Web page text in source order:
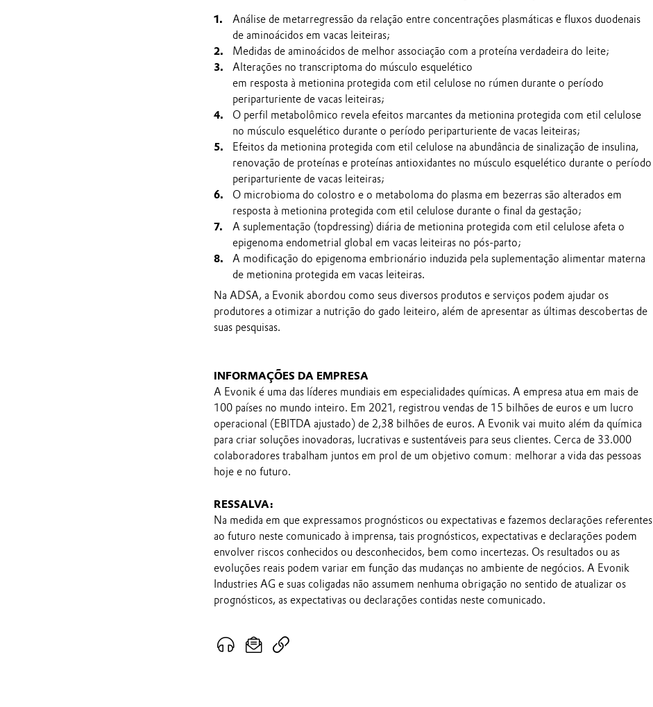
Análise de metarregressão da relação entre concentrações plasmáticas e fluxos duodenais
de aminoácidos em vacas leiteiras;
Medidas de aminoácidos de melhor associação com a proteína verdadeira do leite;
Alterações no transcriptoma do músculo esquelético
em resposta à metionina protegida com etil celulose no rúmen durante o período
periparturiente de vacas leiteiras;
O perfil metabolômico revela efeitos marcantes da metionina protegida com etil celulose
no músculo esquelético durante o período periparturiente de vacas leiteiras;
Efeitos da metionina protegida com etil celulose na abundância de sinalização de insulina,
renovação de proteínas e proteínas antioxidantes no músculo esquelético durante o período
periparturiente de vacas leiteiras;
O microbioma do colostro e o metaboloma do plasma em bezerras são alterados em
resposta à metionina protegida com etil celulose durante o final da gestação;
A suplementação (topdressing) diária de metionina protegida com etil celulose afeta o
epigenoma endometrial global em vacas leiteiras no pós-parto;
A modificação do epigenoma embrionário induzida pela suplementação alimentar materna
de metionina protegida em vacas leiteiras.
Na ADSA, a Evonik abordou como seus diversos produtos e serviços podem ajudar os
produtores a otimizar a nutrição do gado leiteiro, além de apresentar as últimas descobertas de
suas pesquisas.
INFORMAÇÕES DA EMPRESA
A Evonik é uma das líderes mundiais em especialidades químicas. A empresa atua em mais de
100 países no mundo inteiro. Em 2021, registrou vendas de 15 bilhões de euros e um lucro
operacional (EBITDA ajustado) de 2,38 bilhões de euros. A Evonik vai muito além da química
para criar soluções inovadoras, lucrativas e sustentáveis para seus clientes. Cerca de 33.000
colaboradores trabalham juntos em prol de um objetivo comum: melhorar a vida das pessoas
hoje e no futuro.
RESSALVA:
Na medida em que expressamos prognósticos ou expectativas e fazemos declarações referentes
ao futuro neste comunicado à imprensa, tais prognósticos, expectativas e declarações podem
envolver riscos conhecidos ou desconhecidos, bem como incertezas. Os resultados ou as
evoluções reais podem variar em função das mudanças no ambiente de negócios. A Evonik
Industries AG e suas coligadas não assumem nenhuma obrigação no sentido de atualizar os
prognósticos, as expectativas ou declarações contidas neste comunicado.